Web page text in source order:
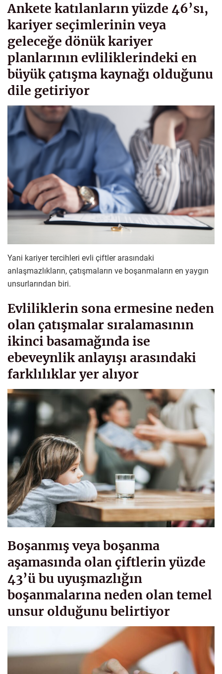
Ankete katılanların yüzde 46’sı,
kariyer seçimlerinin veya
geleceğe dönük kariyer
planlarının evliliklerindeki en
büyük çatışma kaynağı olduğunu
dile getiriyor
Yani kariyer tercihleri evli çiftler arasındaki
anlaşmazlıkların, çatışmaların ve boşanmaların en yaygın
unsurlarından biri.
Evliliklerin sona ermesine neden
olan çatışmalar sıralamasının
ikinci basamağında ise
ebeveynlik anlayışı arasındaki
farklılıklar yer alıyor
Boşanmış veya boşanma
aşamasında olan çiftlerin yüzde
43’ü bu uyuşmazlığın
boşanmalarına neden olan temel
unsur olduğunu belirtiyor